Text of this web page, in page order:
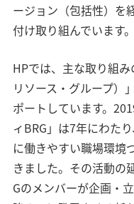
ージョン（包括性）を
付け取り組んでいます。
HPでは、主な取り組
リソース・グループ）
ポートしています。
ィBRG」は7年にわた
に働きやすい職場環境
きました。その活動の
Gのメンバーが企画・